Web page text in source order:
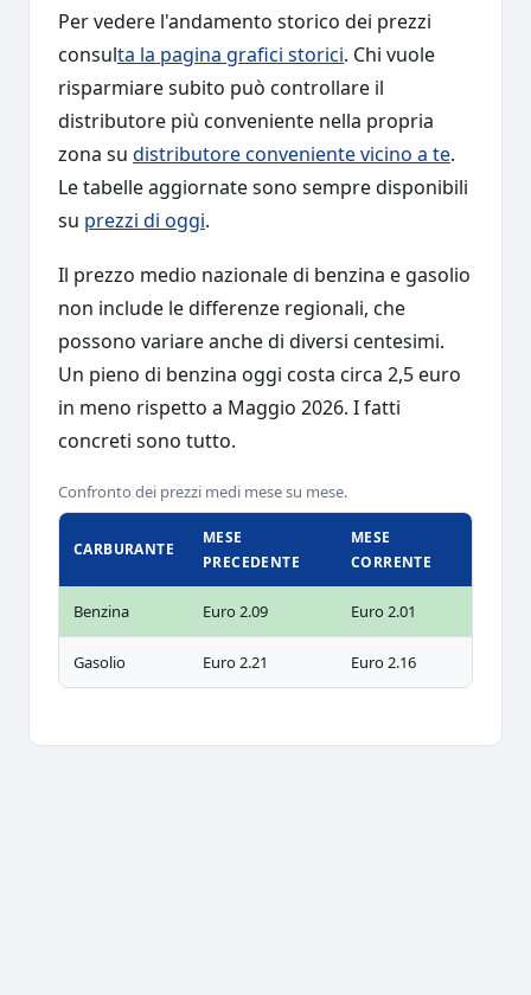
Per vedere l'andamento storico dei prezzi
consulta la pagina grafici storici. Chi vuole
risparmiare subito può controllare il
distributore più conveniente nella propria
zona su distributore conveniente vicino a te.
Le tabelle aggiornate sono sempre disponibili
su prezzi di oggi.
Il prezzo medio nazionale di benzina e gasolio
non include le differenze regionali, che
possono variare anche di diversi centesimi.
Un pieno di benzina oggi costa circa 2,5 euro
in meno rispetto a Maggio 2026. I fatti
concreti sono tutto.
Confronto dei prezzi medi mese su mese.
CARBURANTE
MESE
PRECEDENTE
MESE
CORRENTE
Benzina Euro 2.09 Euro 2.01
Gasolio Euro 2.21 Euro 2.16